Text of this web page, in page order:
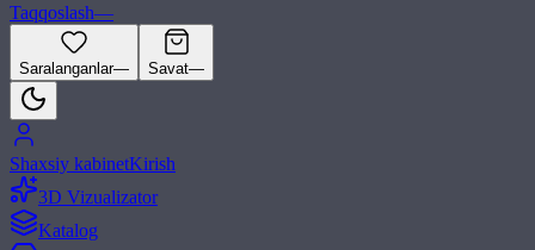
Taqqoslash—
Saralanganlar— Savat—
Shaxsiy kabinetKirish
3D Vizualizator
Katalog